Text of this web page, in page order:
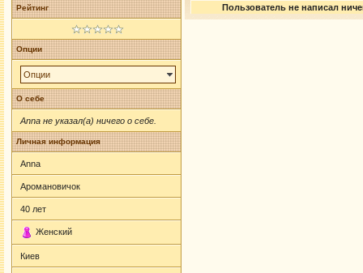
Рейтинг
Опции
Опции
О себе
Anna не указал(а) ничего о себе.
Личная информация
Anna
Аромановичок
40 лет
Женский
Киев
Пользователь не написал